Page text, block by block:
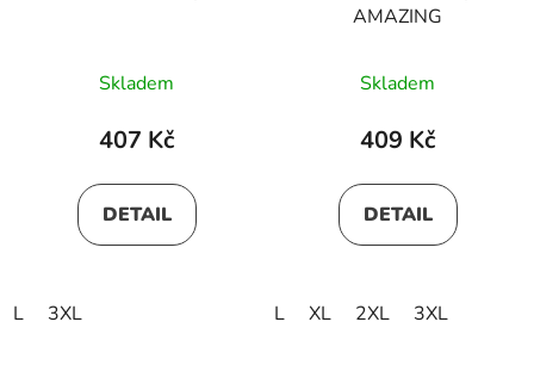
Skladem
407 Kč
DETAIL
L 3XL
AMAZING
Skladem
409 Kč
DETAIL
L XL 2XL 3XL